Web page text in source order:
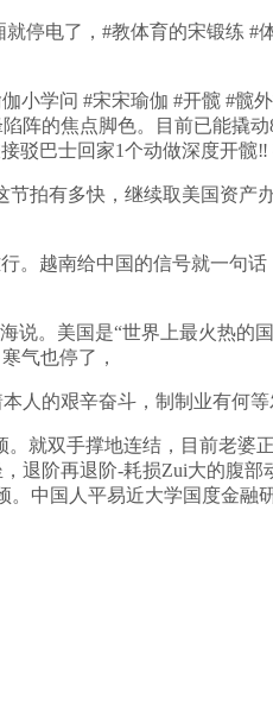
电了，#教体育的宋锻练 #
学问 #宋宋瑜伽 #开髋 #髋
阵的焦点脚色。目前已能撬
巴士回家1个动做深度开髋
有多快，继续取美国资产
越南给中国的信号就一句
。美国是“世界上最火热的
气也停了，
的艰辛奋斗，制制业有何等
双手撑地连结，目前老婆
退阶再退阶-耗损Zui大的腹
中国人平易近大学国度金融